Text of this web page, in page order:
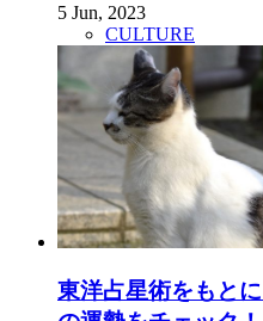
5 Jun, 2023
CULTURE
東洋占星術をもと